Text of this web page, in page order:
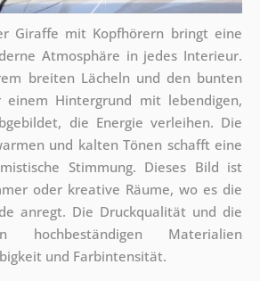
Giraffe mit Kopfhörern bringt eine
Atmosphäre in jedes Interieur.
breiten Lächeln und den bunten
Hintergrund mit lebendigen,
die Energie verleihen. Die
und kalten Tönen schafft eine
Stimmung. Dieses Bild ist
oder kreative Räume, wo es die
anregt. Die Druckqualität und die
hochbeständigen Materialien
und Farbintensität.